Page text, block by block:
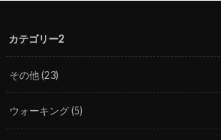
カテゴリー2
その他(23)
ウォーキング(5)